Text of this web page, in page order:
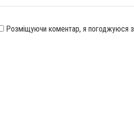
Розміщуючи коментар, я погоджуюся з